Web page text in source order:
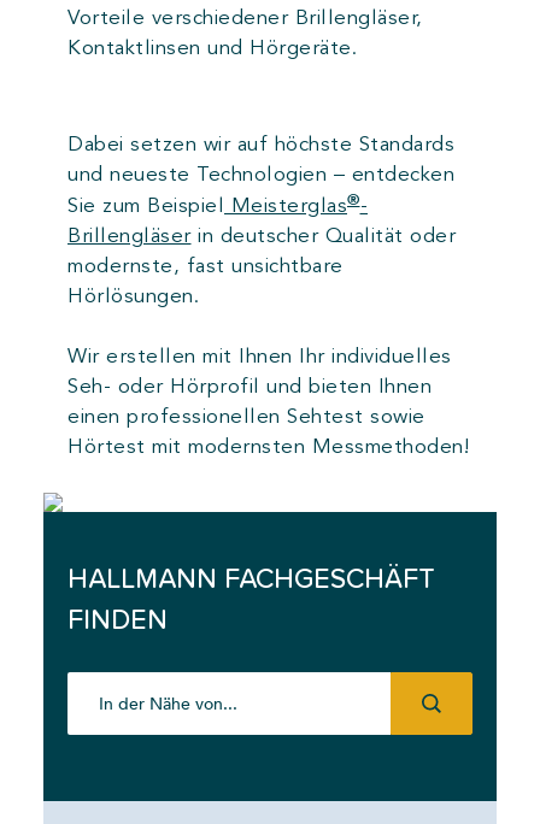
Vorteile verschiedener Brillengläser,
Kontaktlinsen und Hörgeräte.
Dabei setzen wir auf höchste Standards
und neueste Technologien – entdecken
Sie zum Beispiel
Meisterglas®-
Brillengläserin deutscher Qualität oder
modernste, fast unsichtbare
Hörlösungen.
Wir erstellen mit Ihnen Ihr individuelles
Seh- oder Hörprofil und bieten Ihnen
einen professionellen Sehtest sowie
Hörtest mit modernsten Messmethoden!
HALLMANN FACHGESCHÄFT
FINDEN